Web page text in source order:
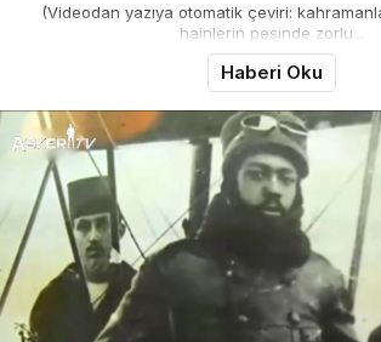
(Videodan yazıya otomatik çeviri:
hainlerin peşinde zorlu...
Haberi Oku